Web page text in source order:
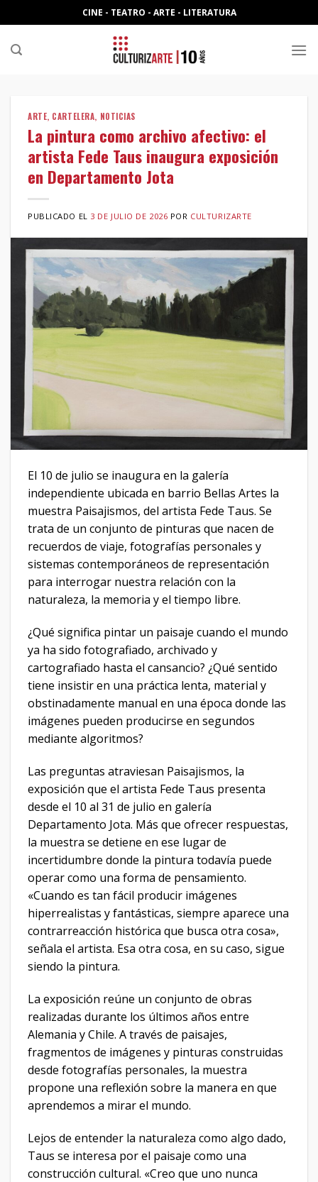
to
content
CINE - TEATRO - ARTE - LITERATURA
ARTE, CARTELERA, NOTICIAS
La pintura como archivo afectivo: el
artista Fede Taus inaugura exposición
en Departamento Jota
PUBLICADO EL 3 DE JULIO DE 2026 POR CULTURIZARTE
El 10 de julio se inaugura en la galería
independiente ubicada en barrio Bellas Artes la
muestra Paisajismos, del artista Fede Taus. Se
trata de un conjunto de pinturas que nacen de
recuerdos de viaje, fotografías personales y
sistemas contemporáneos de representación
para interrogar nuestra relación con la
naturaleza, la memoria y el tiempo libre.
¿Qué significa pintar un paisaje cuando el mundo
ya ha sido fotografiado, archivado y
cartografiado hasta el cansancio? ¿Qué sentido
tiene insistir en una práctica lenta, material y
obstinadamente manual en una época donde las
imágenes pueden producirse en segundos
mediante algoritmos?
Las preguntas atraviesan Paisajismos, la
exposición que el artista Fede Taus presenta
desde el 10 al 31 de julio en galería
Departamento Jota. Más que ofrecer respuestas,
la muestra se detiene en ese lugar de
incertidumbre donde la pintura todavía puede
operar como una forma de pensamiento.
«Cuando es tan fácil producir imágenes
hiperrealistas y fantásticas, siempre aparece una
contrarreacción histórica que busca otra cosa»,
señala el artista. Esa otra cosa, en su caso, sigue
siendo la pintura.
La exposición reúne un conjunto de obras
realizadas durante los últimos años entre
Alemania y Chile. A través de paisajes,
fragmentos de imágenes y pinturas construidas
desde fotografías personales, la muestra
propone una reflexión sobre la manera en que
aprendemos a mirar el mundo.
Lejos de entender la naturaleza como algo dado,
Taus se interesa por el paisaje como una
construcción cultural. «Creo que uno nunca